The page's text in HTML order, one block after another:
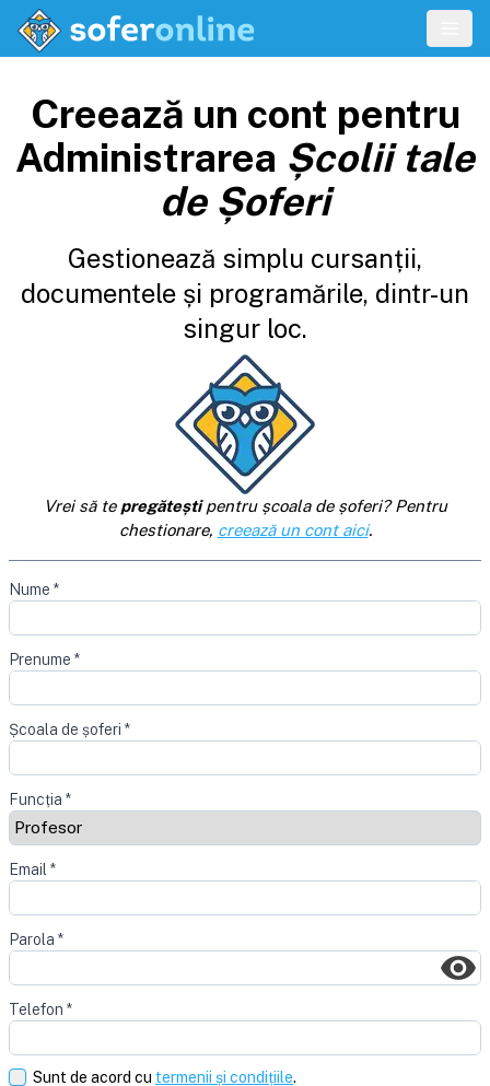
Creează un cont pentru
Administrarea Școlii tale
de Șoferi
Gestionează simplu cursanții,
documentele și programările, dintr-un
singur loc.
Vrei să te pregăteștipentru școala de șoferi? Pentru
chestionare, creează un cont aici.
Nume *
Prenume *
Școala de șoferi *
Funcția *
Email *
Parola *
Telefon *
Sunt de acord cu termenii și condițiile.